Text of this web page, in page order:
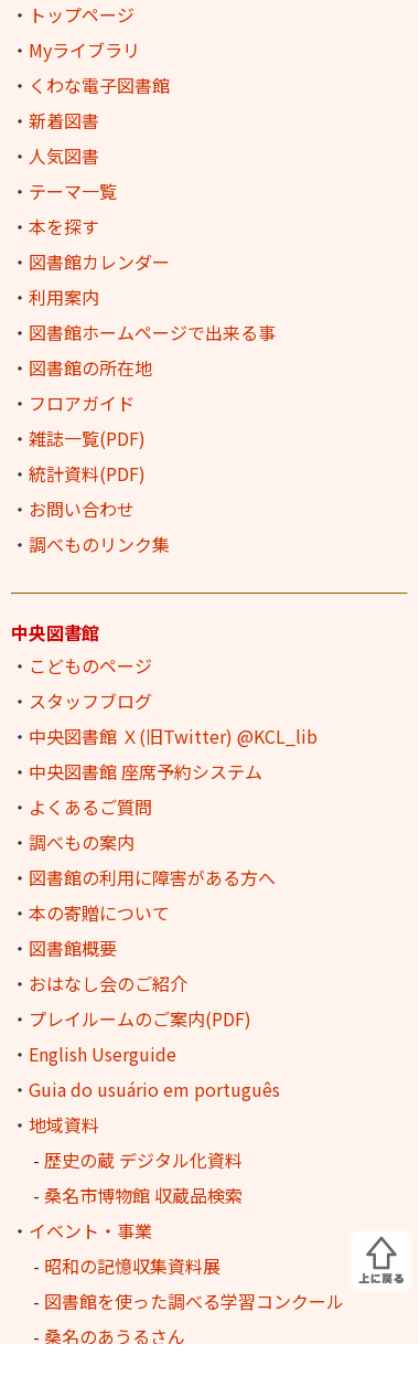
・ トップページ
・ Myライブラリ
・ くわな電子図書館
・ 新着図書
・ 人気図書
・ テーマ一覧
・ 本を探す
・ 図書館カレンダー
・ 利用案内
・ 図書館ホームページで出来る事
・ 図書館の所在地
・ フロアガイド
・ 雑誌一覧(PDF)
・ 統計資料(PDF)
・ お問い合わせ
・ 調べものリンク集
中央図書館
・ こどものページ
・ スタッフブログ
・ 中央図書館 Ｘ(旧Twitter) @KCL_lib
・ 中央図書館 座席予約システム
・ よくあるご質問
・ 調べもの案内
・ 図書館の利用に障害がある方へ
・ 本の寄贈について
・ 図書館概要
・ おはなし会のご紹介
・ プレイルームのご案内(PDF)
・ English Userguide
・ Guia do usuário em português
・ 地域資料
- 歴史の蔵 デジタル化資料
- 桑名市博物館 収蔵品検索
・ イベント・事業
- 昭和の記憶収集資料展
- 図書館を使った調べる学習コンクール
- 桑名のあうるさん